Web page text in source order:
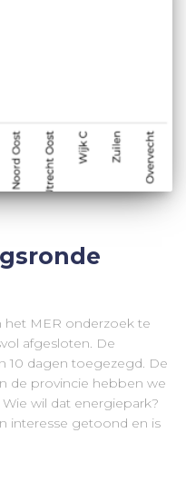
het MER onderzoek te
afgesloten. De
10 dagen toegezegd. De
de provincie hebben we
wil dat energiepark?
interesse getoond en is